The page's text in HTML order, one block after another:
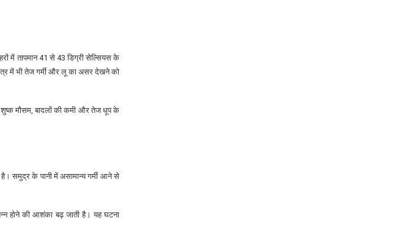
में तापमान 41 से 43 डिग्री सेल्सियस के
में भी तेज गर्मी और लू का असर देखने को
शुष्क मौसम, बादलों की कमी और तेज धूप के
है। समुद्र के पानी में असामान्य गर्मी आने से
होने की आशंका बढ़ जाती है। यह घटना